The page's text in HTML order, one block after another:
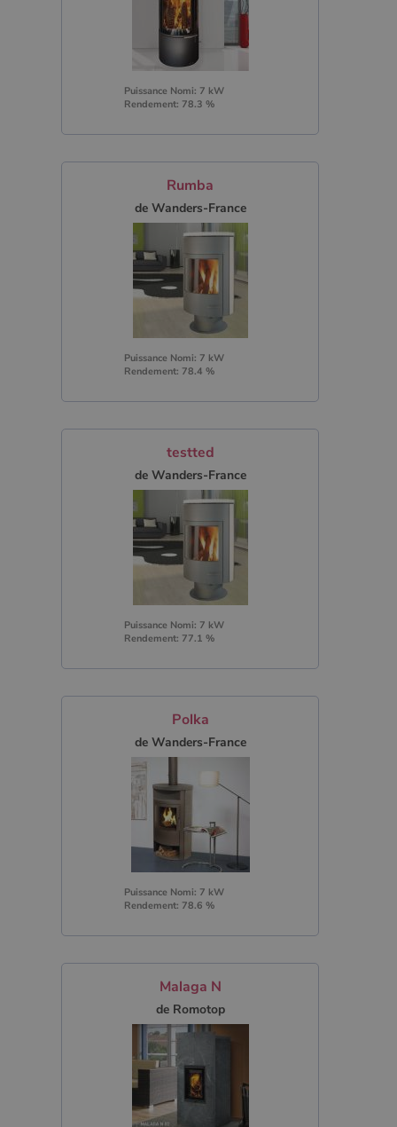
Puissance Nomi: 7 kW
Rendement: 78.3 %
Rumba
de Wanders-France
Puissance Nomi: 7 kW
Rendement: 78.4 %
testted
de Wanders-France
Puissance Nomi: 7 kW
Rendement: 77.1 %
Polka
de Wanders-France
Puissance Nomi: 7 kW
Rendement: 78.6 %
Malaga N
de Romotop